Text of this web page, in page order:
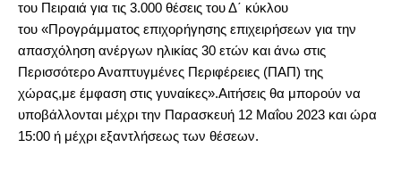
του Πειραιά για τις 3.000 θέσεις του Δ΄ κύκλου
του «Προγράμματος επιχορήγησης επιχειρήσεων για την
απασχόληση ανέργων ηλικίας 30 ετών και άνω στις
Περισσότερο Αναπτυγμένες Περιφέρειες (ΠΑΠ) της
χώρας,με έμφαση στις γυναίκες».Αιτήσεις θα μπορούν να
υποβάλλονται μέχρι την Παρασκευή 12 Μαΐου 2023 και ώρα
15:00 ή μέχρι εξαντλήσεως των θέσεων.